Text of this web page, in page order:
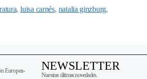
,luisa carnés, natalia ginzburg,
Europea-
NEWSLETTER
Nuestras últimas novedades.